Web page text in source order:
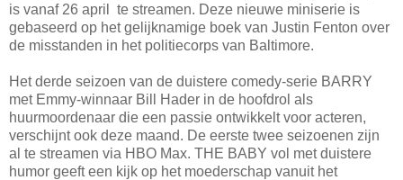
is vanaf 26 april te streamen. Deze nieuwe miniserie is
gebaseerd op het gelijknamige boek van Justin Fenton over
de misstanden in het politiecorps van Baltimore.
Het derde seizoen van de duistere comedy-serie BARRY
met Emmy-winnaar Bill Hader in de hoofdrol als
huurmoordenaar die een passie ontwikkelt voor acteren,
verschijnt ook deze maand. De eerste twee seizoenen zijn
al te streamen via HBO Max. THE BABY vol met duistere
humor geeft een kijk op het moederschap vanuit het